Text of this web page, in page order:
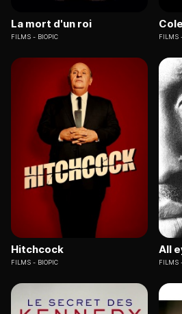
La mort d'un roi
FILMS BIOPIC FILMS
Hitchcock
FILMS BIOPIC
All
FILMS